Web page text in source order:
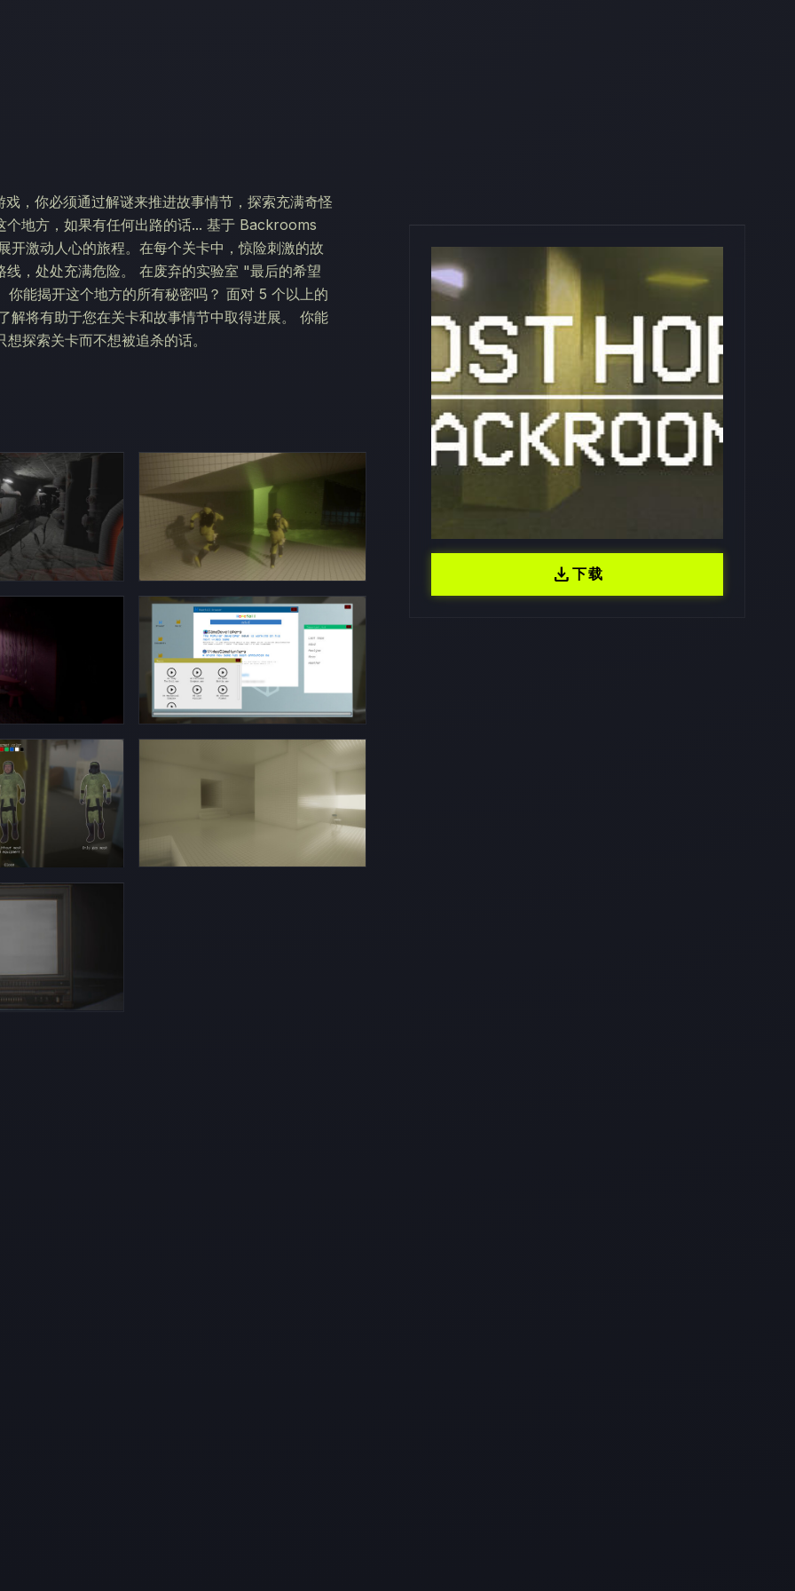
，你必须通过解谜来推进故事情节，探索充满奇怪
地方，如果有任何出路的话... 基于 Backrooms
开激动人心的旅程。在每个关卡中，惊险刺激的故
，处处充满危险。 在废弃的实验室 "最后的希望
能揭开这个地方的所有秘密吗？ 面对 5 个以上的
解将有助于您在关卡和故事情节中取得进展。 你能
探索关卡而不想被追杀的话。
download下载